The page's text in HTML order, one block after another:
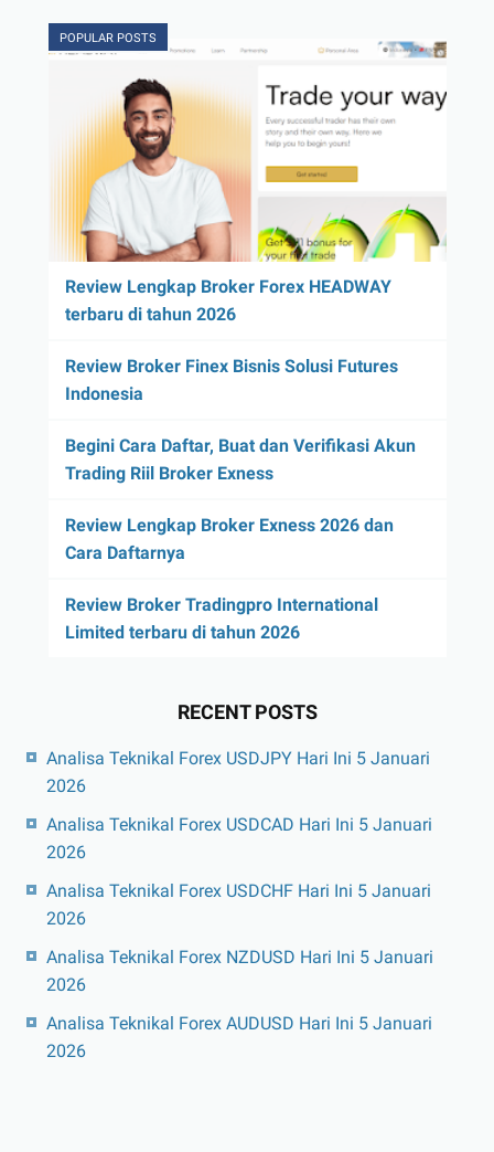
POPULAR POSTS
Review Lengkap Broker Forex HEADWAY
terbaru di tahun 2026
Review Broker Finex Bisnis Solusi Futures
Indonesia
Begini Cara Daftar, Buat dan Verifikasi Akun
Trading Riil Broker Exness
Review Lengkap Broker Exness 2026 dan
Cara Daftarnya
Review Broker Tradingpro International
Limited terbaru di tahun 2026
RECENT POSTS
Analisa Teknikal Forex USDJPY Hari Ini 5 Januari
2026
Analisa Teknikal Forex USDCAD Hari Ini 5 Januari
2026
Analisa Teknikal Forex USDCHF Hari Ini 5 Januari
2026
Analisa Teknikal Forex NZDUSD Hari Ini 5 Januari
2026
Analisa Teknikal Forex AUDUSD Hari Ini 5 Januari
2026